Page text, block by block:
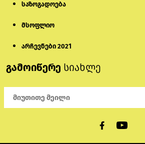
საზოგადოება
მსოფლიო
არჩევნები 2021
გამოიწერე სიახლე